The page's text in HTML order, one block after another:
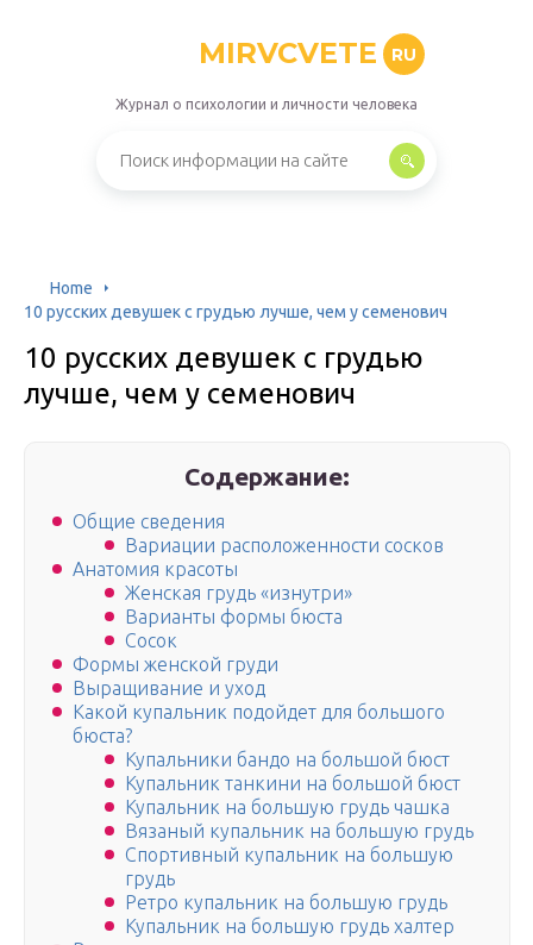
MIRVCVETE RU
Журнал о психологии и личности человека
Home
10 русских девушек с грудью лучше, чем у семенович
10 русских девушек с грудью
лучше, чем у семенович
Содержание:
Общие сведения
Вариации расположенности сосков
Анатомия красоты
Женская грудь «изнутри»
Варианты формы бюста
Сосок
Формы женской груди
Выращивание и уход
Какой купальник подойдет для большого
бюста?
Купальники бандо на большой бюст
Купальник танкини на большой бюст
Купальник на большую грудь чашка
Вязаный купальник на большую грудь
Спортивный купальник на большую
грудь
Ретро купальник на большую грудь
Купальник на большую грудь халтер